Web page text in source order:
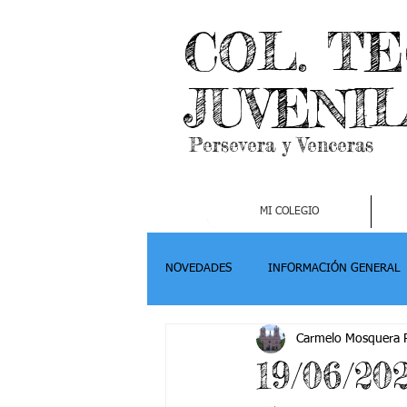
COL.
Persevera y Venceras
MI COLEGIO
NOVEDADES INFORMACIÓN GENERAL
Grado 3 Grado 4-
19/06/
Carmelo Mosquera